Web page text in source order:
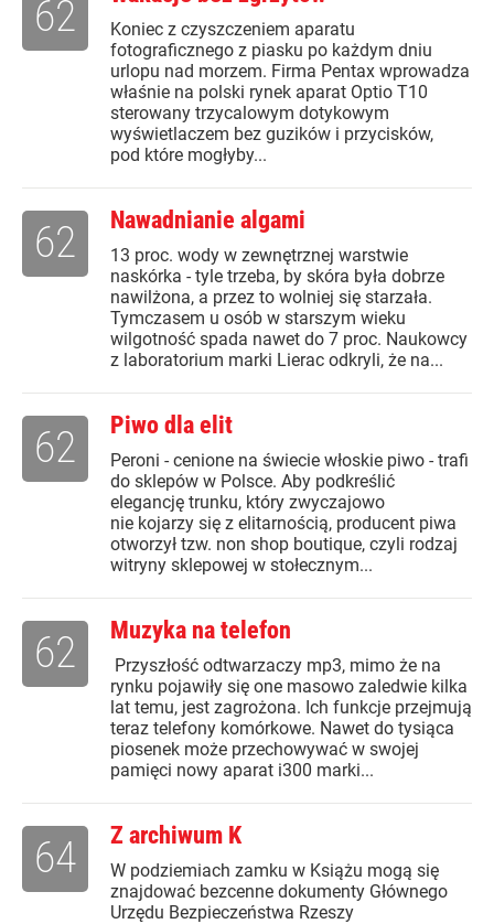
Koniec z czyszczeniem aparatu
fotograficznego z piasku po każdym dniu
urlopu nad morzem. Firma Pentax wprowadza
właśnie na polski rynek aparat Optio T10
sterowany trzycalowym dotykowym
wyświetlaczem bez guzików i przycisków,
pod które mogłyby...
62
Nawadnianie algami
13 proc. wody w zewnętrznej warstwie
naskórka - tyle trzeba, by skóra była dobrze
nawilżona, a przez to wolniej się starzała.
Tymczasem u osób w starszym wieku
wilgotność spada nawet do 7 proc. Naukowcy
z laboratorium marki Lierac odkryli, że na...
62
Piwo dla elit
Peroni - cenione na świecie włoskie piwo - trafi
do sklepów w Polsce. Aby podkreślić
elegancję trunku, który zwyczajowo
nie kojarzy się z elitarnością, producent piwa
otworzył tzw. non shop boutique, czyli rodzaj
witryny sklepowej w stołecznym...
62
Muzyka na telefon
Przyszłość odtwarzaczy mp3, mimo że na
rynku pojawiły się one masowo zaledwie kilka
lat temu, jest zagrożona. Ich funkcje przejmują
teraz telefony komórkowe. Nawet do tysiąca
piosenek może przechowywać w swojej
pamięci nowy aparat i300 marki...
62
Z archiwum K
W podziemiach zamku w Książu mogą się
znajdować bezcenne dokumenty Głównego
Urzędu Bezpieczeństwa Rzeszy
64